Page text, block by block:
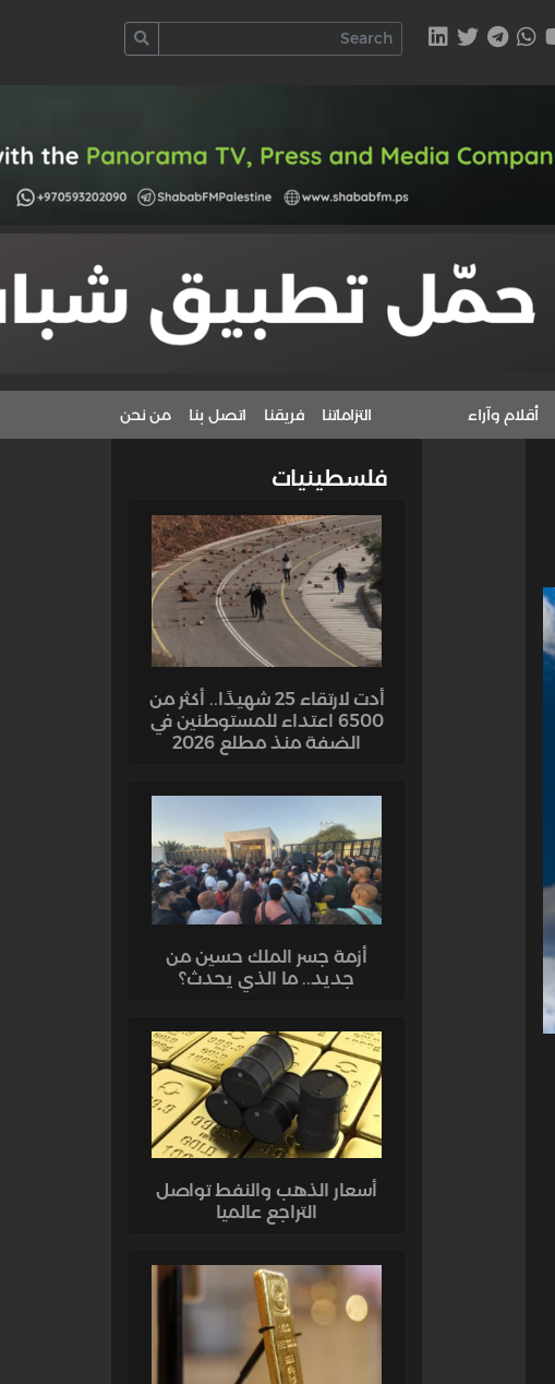
أقلام وآراء التزاماتنا فريقنا اتصل بنا من نحن
فلسطينيات
أدت لارتقاء 25 شهيدًا.. أكثر من
6500 اعتداء للمستوطنين في
الضفة منذ مطلع 2026
أزمة جسر الملك حسين من
جديد.. ما الذي يحدث؟
أسعار الذهب والنفط تواصل
التراجع عالميا